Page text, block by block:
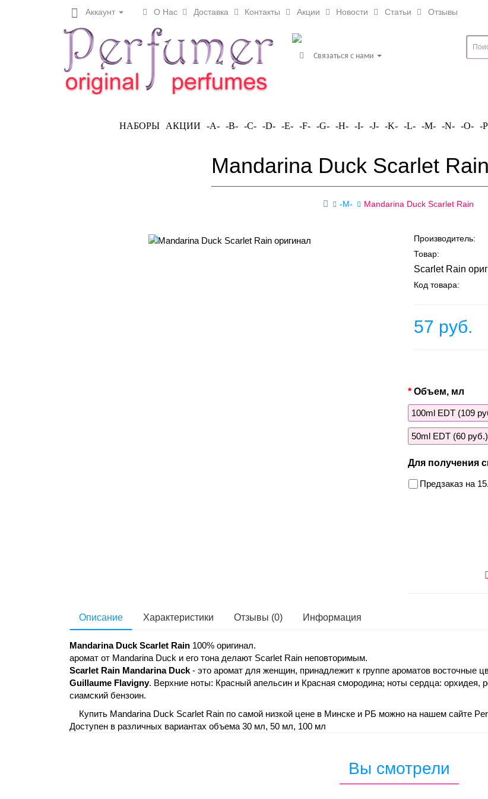
Аккаунт О Нас Доставка Контакты Акции Новости Статьи Отзывы
Связаться с нами
НАБОРЫ АКЦИИ -A- -B- -C- -D- -E- -F- -G- -H- -I- -J- -K- -L- -M- -N- -O- -
Mandarina Duck Scarlet
-M- Mandarina Duck Scarlet Rain
Производитель:
Товар:
Scarlet Rain
Код товара:
57 руб.
Объем, мл
100ml EDT (109
50ml EDT (60 руб.)
Для получения
Предзаказ на
Описание Характеристики Отзывы (0) Информация
Mandarina Duck Scarlet Rain 100% оригинал.
аромат от Mandarina Duck и его тона делают Scarlet Rain неповторимым.
Scarlet Rain Mandarina Duck - это аромат для женщин, принадлежит к группе ароматов восточные
Guillaume Flavigny. Верхние ноты: Красный апельсин и Красная смородина; ноты сердца:
сиамский бензоин.
Купить Mandarina Duck Scarlet Rain по самой низкой цене в Минске и РБ можно на нашем сайте
Доступен в различных вариантах объема 30 мл, 50 мл, 100 мл
Вы смотрели